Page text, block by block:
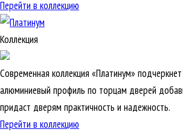
Перейти в коллекцию
Коллекция
Современная коллекция «Платинум»
алюминиевый профиль по торцам дверей
придаст дверям практичность и надежность.
Перейти в коллекцию